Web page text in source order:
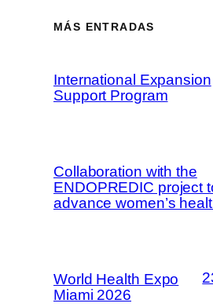
MÁS ENTRADAS
International Expansion
Support Program
Collaboration with the
ENDOPREDIC project
advance women’s
World Health Expo
Miami 2026